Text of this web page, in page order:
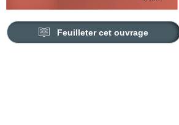
Feuilleter cet ouvrage